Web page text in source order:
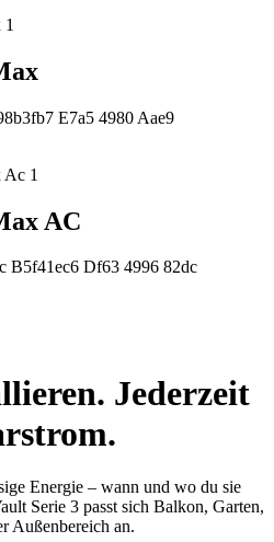
AC
Jederzeit
Energie – wann und wo du sie
Serie 3 passt sich Balkon, Garten,
Außenbereich an.